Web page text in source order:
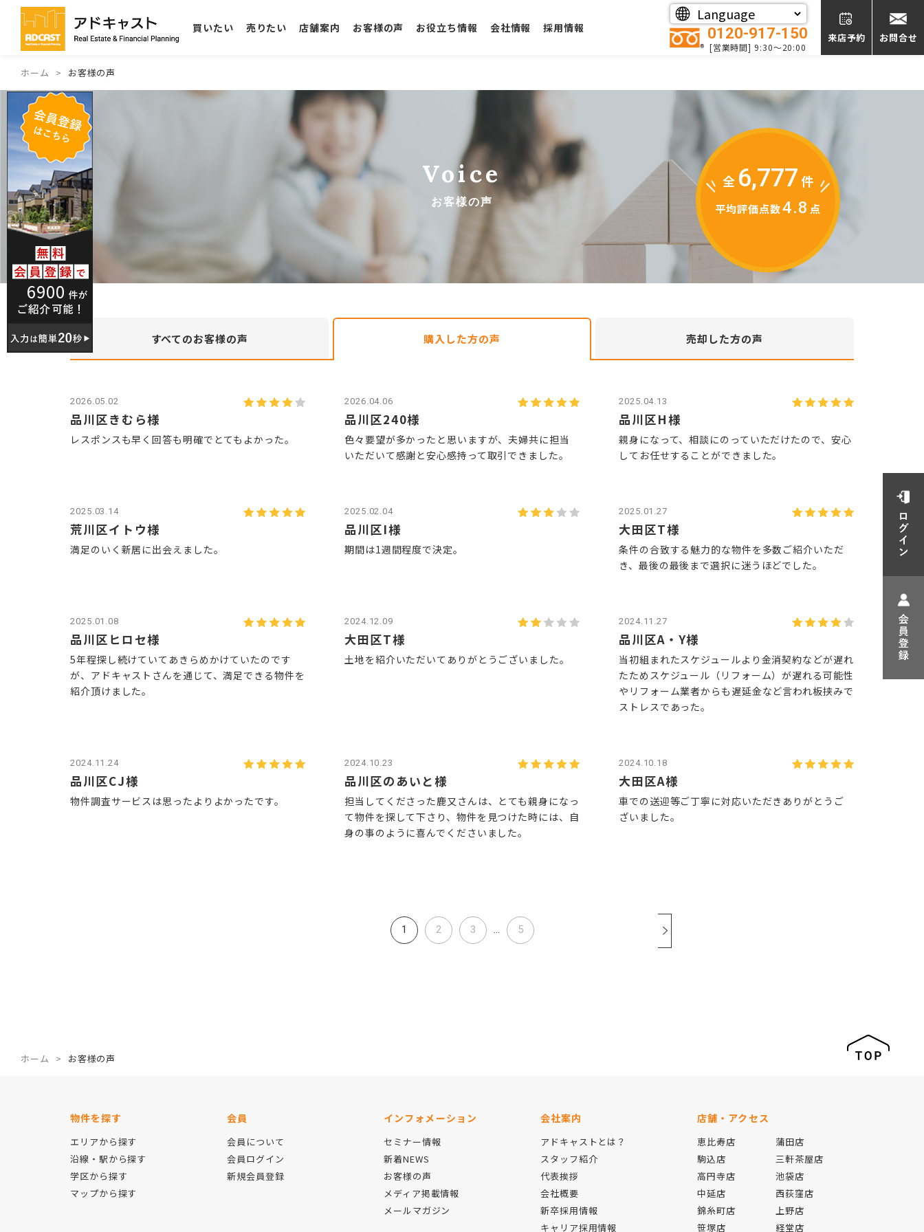
買いたい 売りたい 店舗案内 お客様の声 お役立ち情報 会社情報 採用情報 0120-917-150
[営業時間] 9:30～20:00
来店予約 お問合せ
ホーム お客様の声
Voice
お客様の声
全 6,777件
平均評価点数4.8 点
すべてのお客様の声 購入した方の声 売却した方の声
2026.05.02
品川区きむら様
レスポンスも早く回答も明確でとてもよかった。
2026.04.06
品川区240様
色々要望が多かったと思いますが、夫婦共に担当
いただいて感謝と安心感持って取引できました。
2025.04.13
品川区H様
親身になって、相談にのっていただけたので、安心
してお任せすることができました。
2025.03.14
荒川区イトウ様
満足のいく新居に出会えました。
2025.02.04
品川区I様
期間は1週間程度で決定。
2025.01.27
大田区T様
条件の合致する魅力的な物件を多数ご紹介いただ
き、最後の最後まで選択に迷うほどでした。
2025.01.08
品川区ヒロセ様
5年程探し続けていてあきらめかけていたのです
が、アドキャストさんを通じて、満足できる物件を
紹介頂けました。
2024.12.09
大田区T様
土地を紹介いただいてありがとうございました。
2024.11.27
品川区A・Y様
当初組まれたスケジュールより金消契約などが遅れ
たためスケジュール（リフォーム）が遅れる可能性
やリフォーム業者からも遅延金など言われ板挟みで
ストレスであった。
2024.11.24
品川区CJ様
物件調査サービスは思ったよりよかったです。
2024.10.23
品川区のあいと様
担当してくださった鹿又さんは、とても親身になっ
て物件を探して下さり、物件を見つけた時には、自
身の事のように喜んでくださいました。
2024.10.18
大田区A様
車での送迎等ご丁寧に対応いただきありがとうご
ざいました。
1 2 3 ... 5
ホーム お客様の声
物件を探す
エリアから探す
沿線・駅から探す
学区から探す
マップから探す
会員
会員について
会員ログイン
新規会員登録
インフォメーション
セミナー情報
新着NEWS
お客様の声
メディア掲載情報
メールマガジン
会社案内
アドキャストとは？
スタッフ紹介
代表挨拶
会社概要
新卒採用情報
キャリア採用情報
店舗・アクセス
恵比寿店
駒込店
高円寺店
中延店
錦糸町店
笹塚店
蒲田店
三軒茶屋店
池袋店
西荻窪店
上野店
経堂店
6900